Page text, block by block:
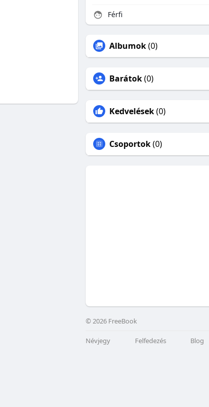
Férfi
Albumok(0)
Barátok(0)
Kedvelések(0)
Csoportok(0)
© 2026 FreeBook
Névjegy Felfedezés Blog